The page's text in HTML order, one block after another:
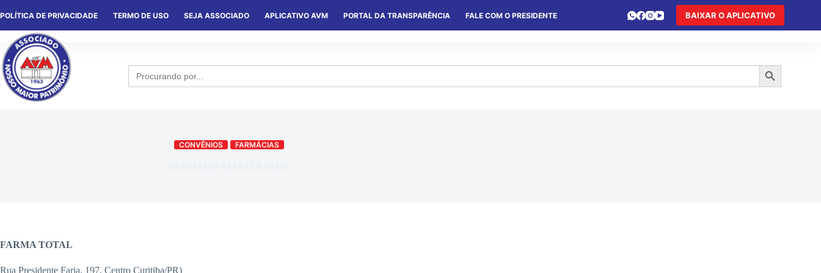
POLÍTICA DE PRIVACIDADE TERMO DE USO SEJA ASSOCIADO APLICATIVO AVM PORTAL DA TRANSPARÊNCIA FALE COM O PRESIDENTE BAIXAR O APLICATIVO
Search
for: Search Button
CONVÊNIOS FARMÁCIAS
FARMA TOTAL
Rua Presidente Faria, 197, Centro Curitiba/PR)